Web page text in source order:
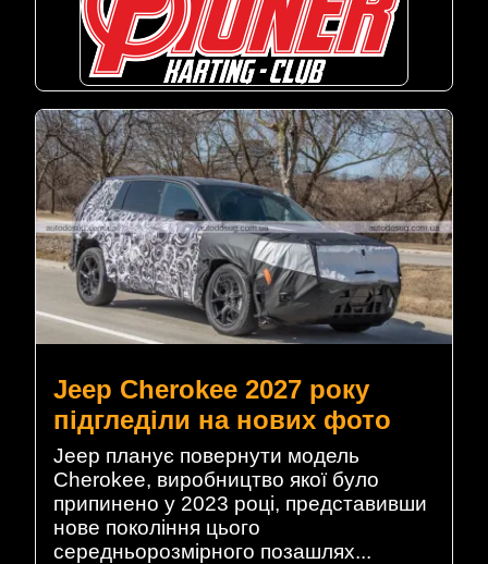
Jeep Cherokee 2027 року
підгледіли на нових фото
Jeep планує повернути модель
Cherokee, виробництво якої було
припинено у 2023 році, представивши
нове покоління цього
середньорозмірного позашлях...